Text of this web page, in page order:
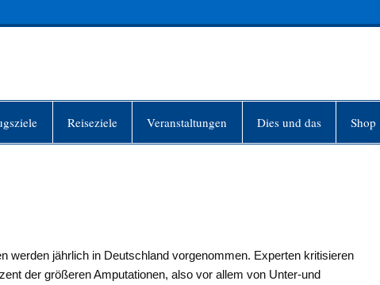
Reiseziele Veranstaltungen Dies und das Shop
werden jährlich in Deutschland vorgenommen. Experten kritisieren
der größeren Amputationen, also vor allem von Unter-und